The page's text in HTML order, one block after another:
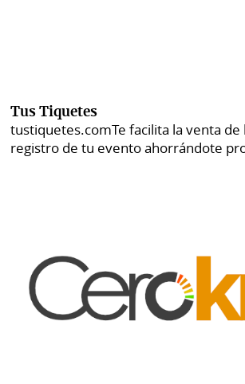
Tus Tiquetes
tustiquetes.comTe facilita la venta
registro de tu evento ahorrándote